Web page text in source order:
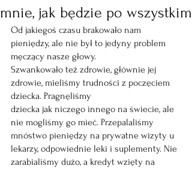
mnie, jak będzie po wszystkim
Od jakiegoś czasu brakowało nam
pieniędzy, ale nie był to jedyny problem
męczący nasze głowy.
Szwankowało też zdrowie, głównie jej
zdrowie, mieliśmy trudności z poczęciem
dziecka. Pragnęliśmy
dziecka jak niczego innego na świecie, ale
nie mogliśmy go mieć. Przepalaliśmy
mnóstwo pieniędzy na prywatne wizyty u
lekarzy, odpowiednie leki i suplementy. Nie
zarabialiśmy dużo, a kredyt wzięty na